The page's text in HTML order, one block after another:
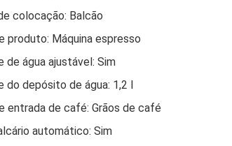
colocação: Balcão
produto: Máquina espresso
de água ajustável: Sim
do depósito de água: 1,2 l
entrada de café: Grãos de café
automático: Sim